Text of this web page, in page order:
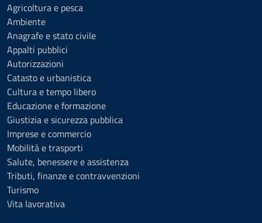
Agricoltura e pesca
Ambiente
Anagrafe e stato civile
Appalti pubblici
Autorizzazioni
Catasto e urbanistica
Cultura e tempo libero
Educazione e formazione
Giustizia e sicurezza pubblica
Imprese e commercio
Mobilità e trasporti
Salute, benessere e assistenza
Tributi, finanze e contravvenzioni
Turismo
Vita lavorativa